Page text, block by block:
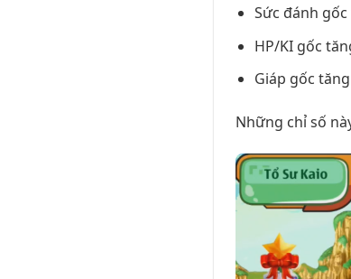
Sức đánh
HP/KI gốc
Giáp gốc
Những chỉ số